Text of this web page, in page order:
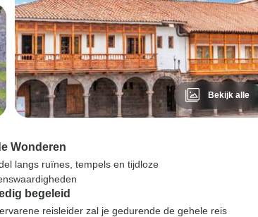
Bekijk alle
Wonderen
langs ruïnes, tempels en tijdloze
begeleid
reisleider zal je gedurende de gehele reis